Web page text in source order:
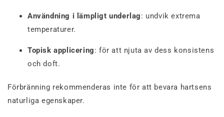
Användning i lämpligt underlag: undvik extrema
temperaturer.
Topisk applicering: för att njuta av dess konsistens
och doft.
Förbränning rekommenderas inte för att bevara hartsens
naturliga egenskaper.